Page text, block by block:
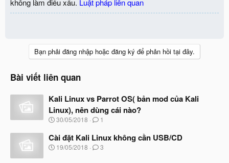
không làm điều xấu. Luật pháp liên quan
Bạn phải đăng nhập hoặc đăng ký để phản hồi tại đây.
Bài viết liên quan
Kali Linux vs Parrot OS( bản mod của Kali
Linux), nên dùng cái nào?
N
à
y
b
30/05/2018 1
Cài đặt Kali Linux không cần USB/CD
N
19/05/2018 3